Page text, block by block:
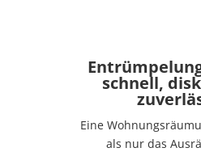
schnell,
Eine
als nur das